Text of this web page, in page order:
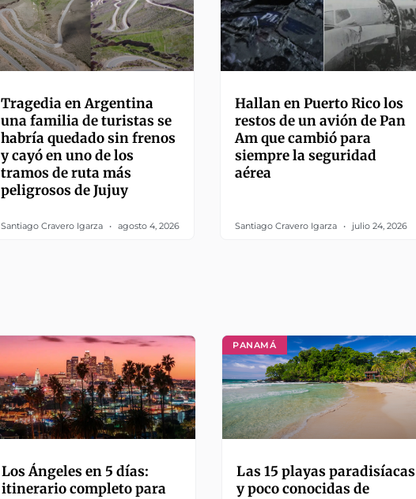
Tragedia en Argentina
una familia de turistas se
habría quedado sin frenos
y cayó en uno de los
tramos de ruta más
peligrosos de Jujuy
Santiago Cravero Igarza agosto 4, 2026
Hallan en Puerto Rico los
restos de un avión de Pan
Am que cambió para
siempre la seguridad
aérea
Santiago Cravero Igarza julio 24, 2026
Los Ángeles en 5 días:
itinerario completo para
PANAMÁ
Las 15 playas paradisíacas
y poco conocidas de